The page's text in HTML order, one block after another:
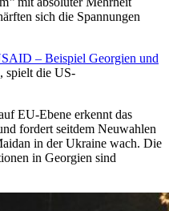
sich die Spannungen
– Beispiel Georgien und
spielt die US-
EU-Ebene erkennt das
fordert seitdem Neuwahlen
in der Ukraine wach. Die
in Georgien sind